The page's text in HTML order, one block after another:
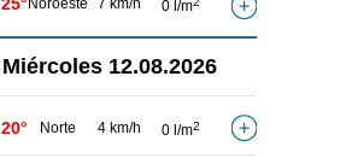
25° Noroeste 7 km/h 0 l/m
Miércoles 12.08.2026
20° Norte 4 km/h 0 l/m2